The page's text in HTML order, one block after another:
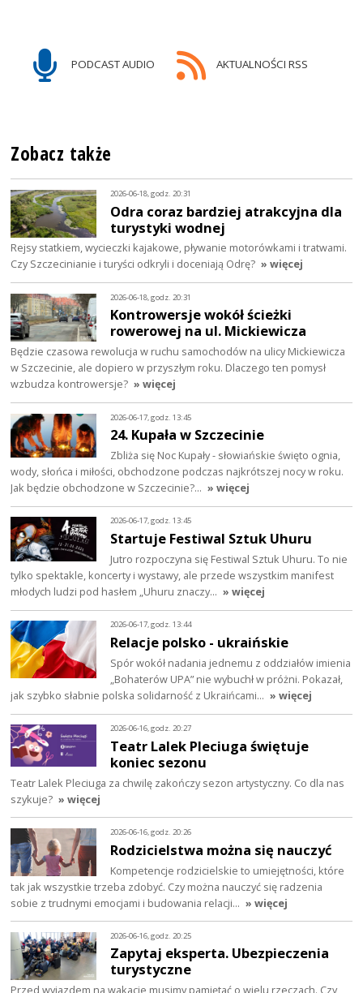
PODCAST AUDIO AKTUALNOŚCI RSS
Zobacz także
2026-06-18, godz. 20:31
Odra coraz bardziej atrakcyjna dla
turystyki wodnej
Rejsy statkiem, wycieczki kajakowe, pływanie motorówkami i tratwami.
Czy Szczecinianie i turyści odkryli i doceniają Odrę? » więcej
2026-06-18, godz. 20:31
Kontrowersje wokół ścieżki
rowerowej na ul. Mickiewicza
Będzie czasowa rewolucja w ruchu samochodów na ulicy Mickiewicza
w Szczecinie, ale dopiero w przyszłym roku. Dlaczego ten pomysł
wzbudza kontrowersje? » więcej
2026-06-17, godz. 13:45
24. Kupała w Szczecinie
Zbliża się Noc Kupały - słowiańskie święto ognia,
wody, słońca i miłości, obchodzone podczas najkrótszej nocy w roku.
Jak będzie obchodzone w Szczecinie?… » więcej
2026-06-17, godz. 13:45
Startuje Festiwal Sztuk Uhuru
Jutro rozpoczyna się Festiwal Sztuk Uhuru. To nie
tylko spektakle, koncerty i wystawy, ale przede wszystkim manifest
młodych ludzi pod hasłem „Uhuru znaczy… » więcej
2026-06-17, godz. 13:44
Relacje polsko - ukraińskie
Spór wokół nadania jednemu z oddziałów imienia
„Bohaterów UPA” nie wybuchł w próżni. Pokazał,
jak szybko słabnie polska solidarność z Ukraińcami… » więcej
2026-06-16, godz. 20:27
Teatr Lalek Pleciuga świętuje
koniec sezonu
Teatr Lalek Pleciuga za chwilę zakończy sezon artystyczny. Co dla nas
szykuje? » więcej
2026-06-16, godz. 20:26
Rodzicielstwa można się nauczyć
Kompetencje rodzicielskie to umiejętności, które
tak jak wszystkie trzeba zdobyć. Czy można nauczyć się radzenia
sobie z trudnymi emocjami i budowania relacji… » więcej
2026-06-16, godz. 20:25
Zapytaj eksperta. Ubezpieczenia
turystyczne
Przed wyjazdem na wakacje musimy pamiętać o wielu rzeczach. Czy